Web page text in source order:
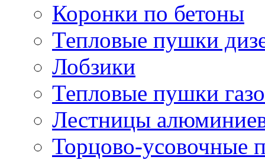
Коронки по бетоны
Тепловые пушки
Лобзики
Тепловые пушки
Лестницы
Торцово-усовочные